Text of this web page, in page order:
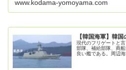
www.kodama-yomoyama.com
【韓国海軍】韓
現代のフリゲートと
部隊、補給部隊、商
良い艦である。周辺